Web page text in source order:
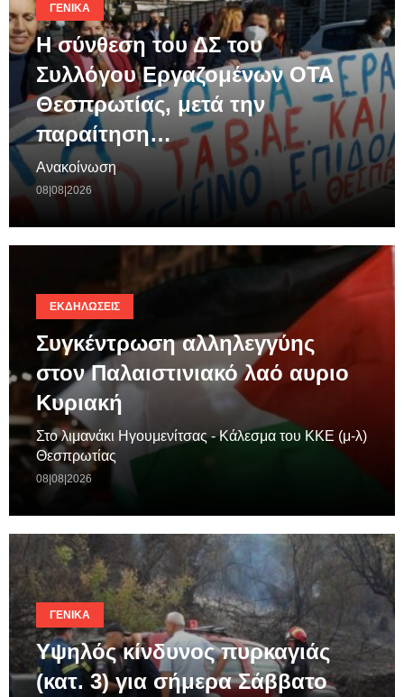
ΓΕΝΙΚΆ
Η σύνθεση του ΔΣ του
Συλλόγου Εργαζομένων ΟΤΑ
Θεσπρωτίας, μετά την
παραίτηση…
Ανακοίνωση
08|08|2026
ΕΚΔΗΛΏΣΕΙΣ
Συγκέντρωση αλληλεγγύης
στον Παλαιστινιακό λαό αυριο
Κυριακή
Στο λιμανάκι Ηγουμενίτσας - Κάλεσμα του ΚΚΕ (μ-λ)
Θεσπρωτίας
08|08|2026
ΓΕΝΙΚΆ
Υψηλός κίνδυνος πυρκαγιάς
(κατ. 3) για σήμερα Σάββατο